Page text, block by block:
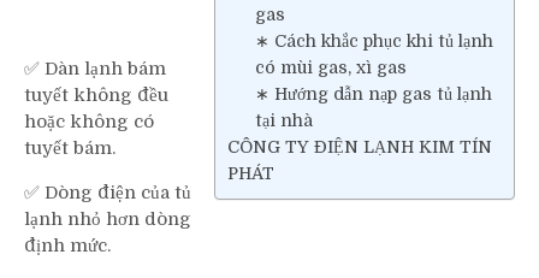
gas
∗ Cách khắc phục khi tủ lạnh
có mùi gas, xì gas
∗ Hướng dẫn nạp gas tủ lạnh
tại nhà
CÔNG TY ĐIỆN LẠNH KIM TÍN
PHÁT
✅ Dàn lạnh bám
tuyết không đều
hoặc không có
tuyết bám.
✅ Dòng điện của tủ
lạnh nhỏ hơn dòng
định mức.